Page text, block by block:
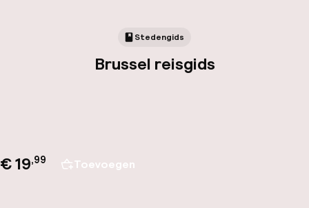
Stedengids
Brussel reisgids
€ 19,99 Toevoegen